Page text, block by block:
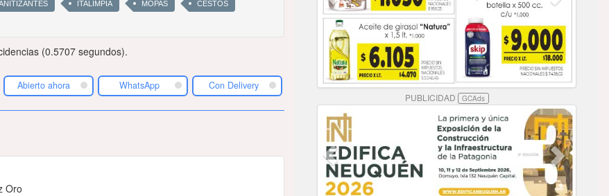
ITALIMPIA MOPAS CESTOS
(0.5707 segundos).
Abierto ahora WhatsApp Con Delivery
Oro
PUBLICIDAD GCAds